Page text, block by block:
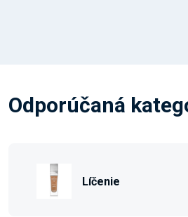
Odporúčaná
Líčenie